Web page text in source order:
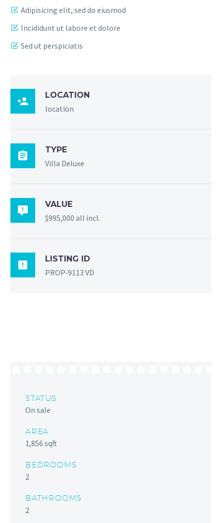
Adipisicing elit, sed do eiusmod
Incididunt ut labore et dolore
Sed ut perspiciatis

LOCATION
location

TYPE
Villa Deluxe

VALUE
$995,000 all incl.

LISTING ID
PROP-9113 VD
STATUS
On sale
AREA
1,856 sqft
BEDROOMS
2
BATHROOMS
2